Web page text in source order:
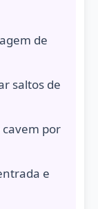
de
saltos de
por
e